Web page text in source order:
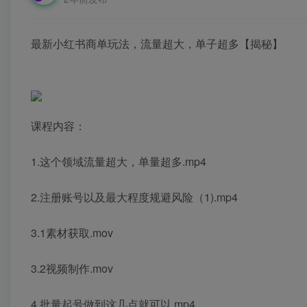
最新小红书商单玩法，流量超大，单子超多【揭秘】
课程内容：
1.这个领域流量超大，单量超多.mp4
2.注册账号以及最大程度规避风险（1).mp4
3.1素材获取.mov
3.2视频制作.mov